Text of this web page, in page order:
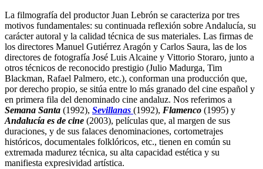
La filmografía del productor Juan Lebrón se caracteriza por tres
motivos fundamentales: su continuada reflexión sobre Andalucía, su
carácter autoral y la calidad técnica de sus materiales. Las firmas de
los directores Manuel Gutiérrez Aragón y Carlos Saura, las de los
directores de fotografía José Luis Alcaine y Vittorio Storaro, junto a
otros técnicos de reconocido prestigio (Julio Madurga, Tim
Blackman, Rafael Palmero, etc.), conforman una producción que,
por derecho propio, se sitúa entre lo más granado del cine español y
en primera fila del denominado cine andaluz. Nos referimos a
Semana Santa (1992), Sevillanas (1992), Flamenco (1995) y
Andalucía es de cine (2003), películas que, al margen de sus
duraciones, y de sus falaces denominaciones, cortometrajes
históricos, documentales folklóricos, etc., tienen en común su
extremada madurez técnica, su alta capacidad estética y su
manifiesta expresividad artística.